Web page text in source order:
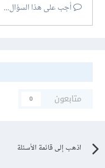
أجب على هذا السؤال...
متابعون
0
اذهب إلى قائمة الأسئلة